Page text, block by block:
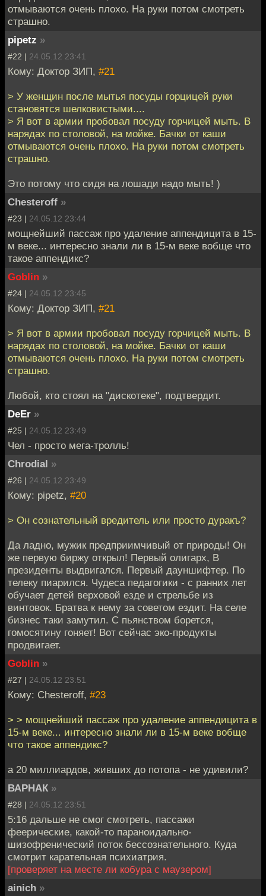
отмываются очень плохо. На руки потом смотреть
страшно.
pipetz »
#22 | 24.05.12 23:41
Кому: Доктор ЗИП, #21
> У женщин после мытья посуды горцицей руки
становятся шелковистыми....
> Я вот в армии пробовал посуду горчицей мыть. В
нарядах по столовой, на мойке. Бачки от каши
отмываются очень плохо. На руки потом смотреть
страшно.
Это потому что сидя на лошади надо мыть! )
Chesteroff »
#23 | 24.05.12 23:44
мощнейший пассаж про удаление аппендицита в 15-
м веке... интересно знали ли в 15-м веке вобще что
такое аппендикс?
Goblin »
#24 | 24.05.12 23:45
Кому: Доктор ЗИП, #21
> Я вот в армии пробовал посуду горчицей мыть. В
нарядах по столовой, на мойке. Бачки от каши
отмываются очень плохо. На руки потом смотреть
страшно.
Любой, кто стоял на "дискотеке", подтвердит.
DeEr »
#25 | 24.05.12 23:49
Чел - просто мега-тролль!
Chrodial »
#26 | 24.05.12 23:49
Кому: pipetz, #20
> Он сознательный вредитель или просто дуракъ?
Да ладно, мужик предприимчивый от природы! Он
же первую биржу открыл! Первый олигарх, В
президенты выдвигался. Первый дауншифтер. По
телеку пиарился. Чудеса педагогики - с ранних лет
обучает детей верховой езде и стрельбе из
винтовок. Братва к нему за советом ездит. На селе
бизнес таки замутил. С пьянством борется,
гомосятину гоняет! Вот сейчас эко-продукты
продвигает.
Goblin »
#27 | 24.05.12 23:51
Кому: Chesteroff, #23
> > мощнейший пассаж про удаление аппендицита в
15-м веке... интересно знали ли в 15-м веке вобще
что такое аппендикс?
а 20 миллиардов, живших до потопа - не удивили?
ВАРНАК »
#28 | 24.05.12 23:51
5:16 дальше не смог смотреть, пассажи
феерические, какой-то параноидально-
шизофренический поток бессознательного. Куда
смотрит карательная психиатрия.
[проверяет на месте ли кобура с маузером]
ainich »